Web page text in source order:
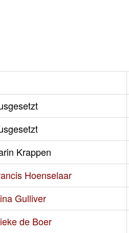
Krappen
Hoenselaar
Gulliver
de Boer